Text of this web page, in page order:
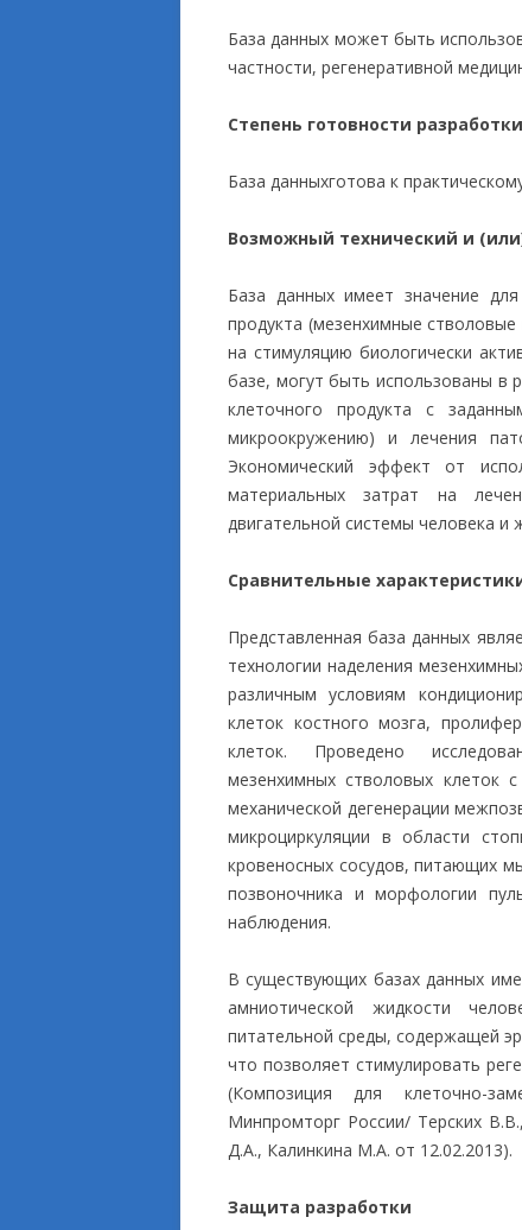
База данных может быть
частности, регенеративной
Степень готовности
База данныхготова к
Возможный технический и
База данных имеет значение
продукта (мезенхимные
на стимуляцию биологически
базе, могут быть использованы в
клеточного продукта с
микроокружению) и лечения
Экономический эффект от
материальных затрат на
двигательной системы человека и
Сравнительные
Представленная база данных
технологии наделения
различным условиям
клеток костного мозга,
клеток. Проведено
мезенхимных стволовых клеток
механической дегенерации
микроциркуляции в области
кровеносных сосудов, питающих
позвоночника и морфологии
наблюдения.
В существующих базах данных
амниотической жидкости
питательной среды, содержащей
что позволяет стимулировать
(Композиция для клеточно-
Минпромторг России/ Терских
Д.А., Калинкина М.А. от 12.02.2013).
Защита разработки